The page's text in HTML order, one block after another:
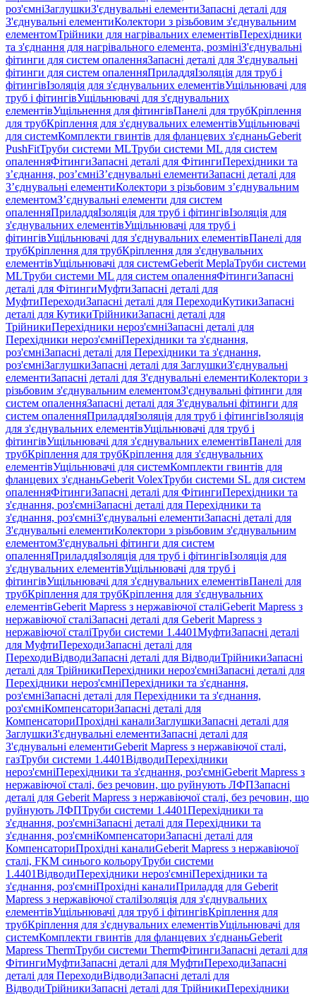
роз'ємніЗаглушкиЗ'єднувальні елементиЗапасні деталі для
З'єднувальні елементиКолектори з різьбовим з'єднувальним
елементомТрійники для нагрівальних елементівПерехідники
та з'єднання для нагрівального елемента, розмініЗ'єднувальні
фітинги для систем опаленняЗапасні деталі для З'єднувальні
фітинги для систем опаленняПриладдяІзоляція для труб і
фітингівІзоляція для з'єднувальних елементівУщільнювачі для
труб і фітингівУщільнювачі для з'єднувальних
елементівУщільнення для фітингівПанелі для трубКріплення
для трубКріплення для з'єднувальних елементівУщільнювачі
для системКомплекти гвинтів для фланцевих з'єднаньGeberit
PushFitТруби системи MLТруби системи ML для систем
опаленняФітингиЗапасні деталі для ФітингиПерехідники та
з’єднання, роз’ємніЗ’єднувальні елементиЗапасні деталі для
З’єднувальні елементиКолектори з різьбовим з’єднувальним
елементомЗ’єднувальні елементи для систем
опаленняПриладдяІзоляція для труб і фітингівІзоляція для
з'єднувальних елементівУщільнювачі для труб і
фітингівУщільнювачі для з'єднувальних елементівПанелі для
трубКріплення для трубКріплення для з'єднувальних
елементівУщільнювачі для системGeberit MeplaТруби системи
MLТруби системи ML для систем опаленняФітингиЗапасні
деталі для ФітингиМуфтиЗапасні деталі для
МуфтиПереходиЗапасні деталі для ПереходиКутикиЗапасні
деталі для КутикиТрійникиЗапасні деталі для
ТрійникиПерехідники нероз'ємніЗапасні деталі для
Перехідники нероз'ємніПерехідники та з'єднання,
роз'ємніЗапасні деталі для Перехідники та з'єднання,
роз'ємніЗаглушкиЗапасні деталі для ЗаглушкиЗ'єднувальні
елементиЗапасні деталі для З'єднувальні елементиКолектори з
різьбовим з'єднувальним елементомЗ'єднувальні фітинги для
систем опаленняЗапасні деталі для З'єднувальні фітинги для
систем опаленняПриладдяІзоляція для труб і фітингівІзоляція
для з'єднувальних елементівУщільнювачі для труб і
фітингівУщільнювачі для з'єднувальних елементівПанелі для
трубКріплення для трубКріплення для з'єднувальних
елементівУщільнювачі для системКомплекти гвинтів для
фланцевих з'єднаньGeberit VolexТруби системи SL для систем
опаленняФітингиЗапасні деталі для ФітингиПерехідники та
з'єднання, роз'ємніЗапасні деталі для Перехідники та
з'єднання, роз'ємніЗ'єднувальні елементиЗапасні деталі для
З'єднувальні елементиКолектори з різьбовим з'єднувальним
елементомЗ'єднувальні фітинги для систем
опаленняПриладдяІзоляція для труб і фітингівІзоляція для
з'єднувальних елементівУщільнювачі для труб і
фітингівУщільнювачі для з'єднувальних елементівПанелі для
трубКріплення для трубКріплення для з'єднувальних
елементівGeberit Mapress з нержавіючої сталіGeberit Mapress з
нержавіючої сталіЗапасні деталі для Geberit Mapress з
нержавіючої сталіТруби системи 1.4401МуфтиЗапасні деталі
для МуфтиПереходиЗапасні деталі для
ПереходиВідводиЗапасні деталі для ВідводиТрійникиЗапасні
деталі для ТрійникиПерехідники нероз'ємніЗапасні деталі для
Перехідники нероз'ємніПерехідники та з'єднання,
роз'ємніЗапасні деталі для Перехідники та з'єднання,
роз'ємніКомпенсаториЗапасні деталі для
КомпенсаториПрохідні каналиЗаглушкиЗапасні деталі для
ЗаглушкиЗ'єднувальні елементиЗапасні деталі для
З'єднувальні елементиGeberit Mapress з нержавіючої сталі,
газТруби системи 1.4401ВідводиПерехідники
нероз'ємніПерехідники та з'єднання, роз'ємніGeberit Mapress з
нержавіючої сталі, без речовин, що руйнують ЛФПЗапасні
деталі для Geberit Mapress з нержавіючої сталі, без речовин, що
руйнують ЛФПТруби системи 1.4401Перехідники та
з'єднання, роз'ємніЗапасні деталі для Перехідники та
з'єднання, роз'ємніКомпенсаториЗапасні деталі для
КомпенсаториПрохідні каналиGeberit Mapress з нержавіючої
сталі, FKM синього кольоруТруби системи
1.4401ВідводиПерехідники нероз'ємніПерехідники та
з'єднання, роз'ємніПрохідні каналиПриладдя для Geberit
Mapress з нержавіючої сталіІзоляція для з'єднувальних
елементівУщільнювачі для труб і фітингівКріплення для
трубКріплення для з'єднувальних елементівУщільнювачі для
системКомплекти гвинтів для фланцевих з'єднаньGeberit
Mapress ThermТруби системи ThermФітингиЗапасні деталі для
ФітингиМуфтиЗапасні деталі для МуфтиПереходиЗапасні
деталі для ПереходиВідводиЗапасні деталі для
ВідводиТрійникиЗапасні деталі для ТрійникиПерехідники